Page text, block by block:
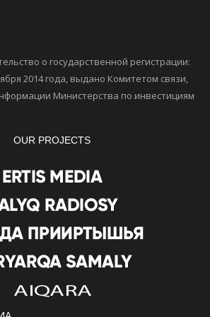
о государственной регистрации:
2014 года, выдано Комитетом связи,
Министерства по инвестициям
OUR PROJECTS